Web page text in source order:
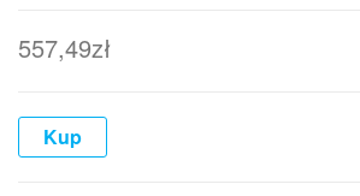
557,49zł
Kup